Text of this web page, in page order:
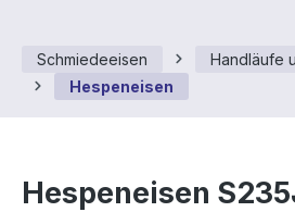
Schmiedeeisen
Handläufe
Hespeneisen
Hespeneisen